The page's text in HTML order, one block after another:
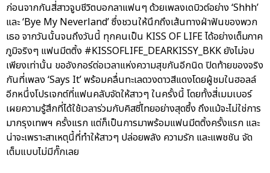
ก่อนจากกันสี่สาวจูบชีวิตบอกลาแฟนๆ ด้วยเพลงเดบิวต์อย่าง ‘Shhh’
และ ‘Bye My Neverland’ ซึ่งชวนให้นึกถึงเส้นทางฝ่าฟันของพวก
เธอ จากวันนั้นจนถึงวันนี้ ทุกคนเป็น KISS OF LIFE ได้อย่างเต็มภาค
ภูมิจริงๆ แฟนมีตติ้ง #KISSOFLIFE_DEARKISSY_BKK ยังไม่จบ
เพียงเท่านั้น ขออังกอร์ต่อเวลาแห่งความสุขกันอีกนิด ปิดท้ายของจริง
กันที่เพลง ‘Says It’ พร้อมคลื่นทะเลดวงดาวสีแดงโดยผู้ชมในฮอลล์
อีกหนึ่งโปรเจกต์ที่แฟนคลับจัดให้สาวๆ ในครั้งนี้ โดยทั้งสี่เมมเบอร์
เผยความรู้สึกที่ได้ใช้เวลาร่วมกับคิสซี่ไทยอย่างสุดซึ้ง ถึงแม้จะไม่ใช่การ
มากรุงเทพฯ ครั้งแรก แต่ก็เป็นการมาพร้อมแฟนมีตติ้งครั้งแรก และ
น่าจะเพราะสาเหตุนี้ที่ทำให้สาวๆ ปล่อยพลัง ความรัก และแพชชัน จัด
เต็มแบบไม่มีกั๊กเลย